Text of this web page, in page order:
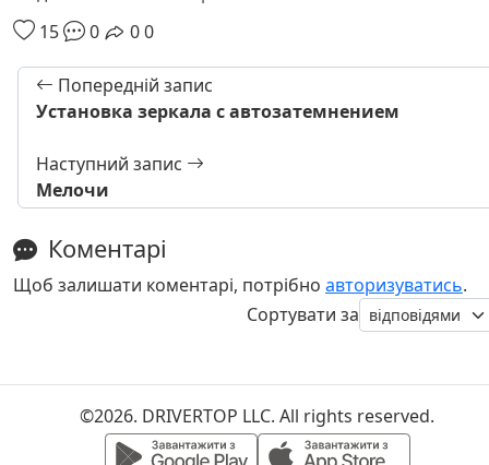
15
0 00
Попередній запис
Установка зеркала с автозатемнением
Наступний запис
Мелочи
Коментарі
Щоб залишати коментарі, потрібно авторизуватись.
Сортувати за
©2026. DRIVERTOP LLC. All rights reserved.